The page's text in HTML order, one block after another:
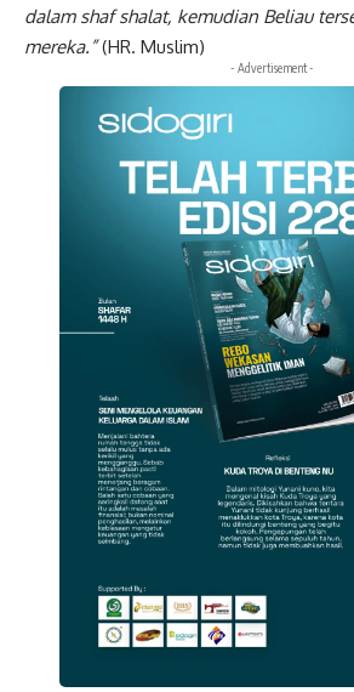
dalam shaf shalat, kemudian Beliau
mereka.”(HR. Muslim)
- Advertisement -